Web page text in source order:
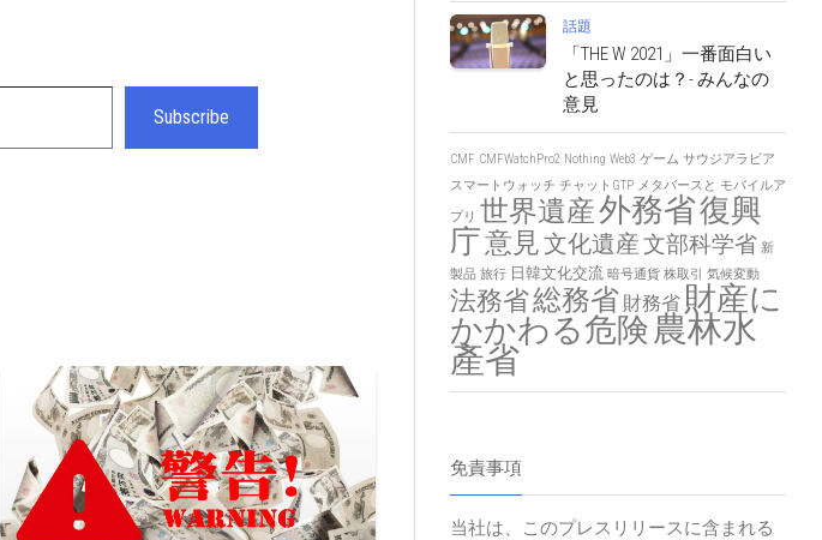
Subscribe
話題
「THE W 2021」一番面白い
と思ったのは？- みんなの
意見
CMF CMFWatchPro2 Nothing Web3 ゲーム サウジアラビア
スマートウォッチ チャットGTP メタバースと モバイルア
プリ 世界遺産外務省復興
庁意見文化遺産文部科学省 新
製品 旅行 日韓文化交流 暗号通貨 株取引 気候変動
法務省総務省 財務省 財産に
かかわる危険農林水
產省
免責事項
当社は、このプレスリリースに含まれる